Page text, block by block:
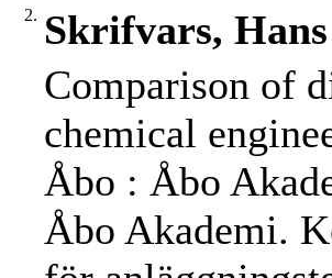
2. Skrifvars, Hans
Comparison of
chemical
Åbo : Åbo
Åbo Akademi.